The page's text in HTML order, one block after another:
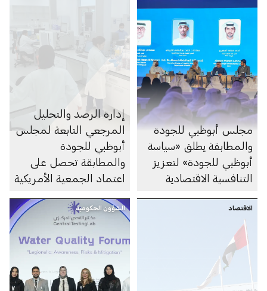
مجلس أبوظبي للجودة
والمطابقة يطلق «سياسة
أبوظبي للجودة» لتعزيز
التنافسية الاقتصادية
إدارة الرصد والتحليل
المرجعي التابعة لمجلس
أبوظبي للجودة
والمطابقة تحصل على
اعتماد الجمعية الأمريكية
الاقتصاد الشؤون الحكومية